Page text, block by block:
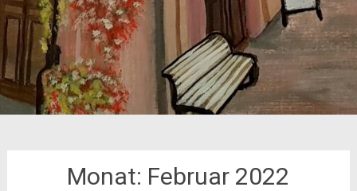
Monat: Februar 2022